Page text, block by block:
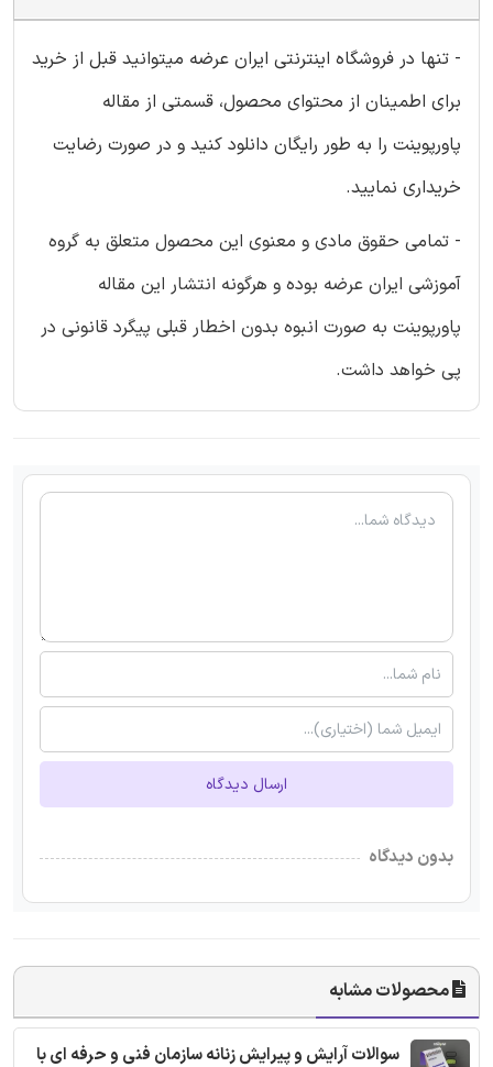
- تنها در فروشگاه اینترنتی ایران عرضه میتوانید قبل از خرید
برای اطمینان از محتوای محصول، قسمتی از مقاله
پاورپوینت را به طور رایگان دانلود کنید و در صورت رضایت
خریداری نمایید.
- تمامی حقوق مادی و معنوی این محصول متعلق به گروه
آموزشی ایران عرضه بوده و هرگونه انتشار این مقاله
پاورپوینت به صورت انبوه بدون اخطار قبلی پیگرد قانونی در
پی خواهد داشت.
ارسال دیدگاه
بدون دیدگاه
محصولات مشابه
سوالات آرایش و پیرایش زنانه سازمان فنی و حرفه ای با